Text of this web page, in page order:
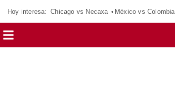
Hoy interesa: Chicago vs Necaxa México vs Colombia